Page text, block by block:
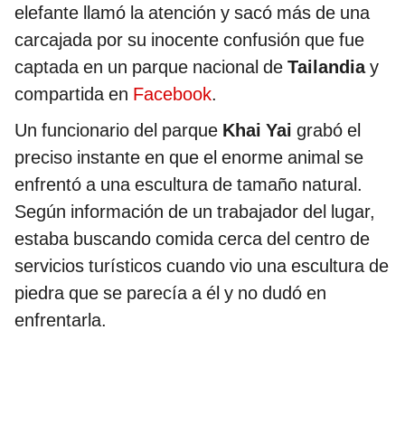
elefante llamó la atención y sacó más de una
carcajada por su inocente confusión que fue
captada en un parque nacional de Tailandiay
compartida en Facebook.
Un funcionario del parque Khai Yai grabó el
preciso instante en que el enorme animal se
enfrentó a una escultura de tamaño natural.
Según información de un trabajador del lugar,
estaba buscando comida cerca del centro de
servicios turísticos cuando vio una escultura de
piedra que se parecía a él y no dudó en
enfrentarla.